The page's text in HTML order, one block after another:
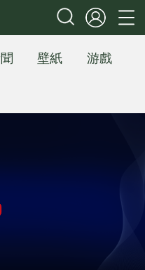
壁紙
游戲